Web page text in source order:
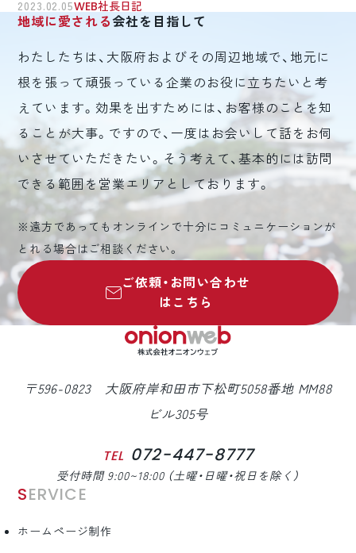
2023.02.05WEB社長日記
地域に愛される会社を目指して
わたしたちは、大阪府およびその周辺地域で、地元に
根を張って頑張っている企業のお役に立ちたいと考
えています。効果を出すためには、お客様のことを知
ることが大事。ですので、一度はお会いして話をお伺
いさせていただきたい。そう考えて、基本的には訪問
できる範囲を営業エリアとしております。
※遠方であってもオンラインで十分にコミュニケーションが
とれる場合はご相談ください。
ご依頼・お問い合わせ
はこちら
〒596-0823 大阪府岸和田市下松町5058番地 MM88
ビル305号
TEL 072-447-8777
受付時間 9:00~18:00 （土曜・日曜・祝日を除く）
SERVICE
ホームページ制作